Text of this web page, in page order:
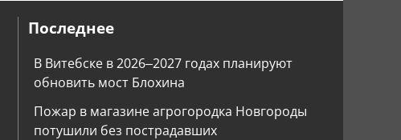
Последнее
В Витебске в 2026–2027 годах планируют
обновить мост Блохина
Пожар в магазине агрогородка Новгороды
потушили без пострадавших